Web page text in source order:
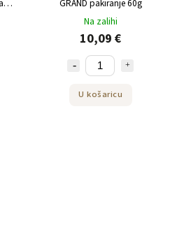
GRAND pakiranje 60g
Na zalihi
10,09 €
U košaricu